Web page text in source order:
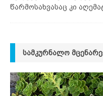
წარმოსახვასაც კი
ᲡᲐᲛᲙᲣᲠᲜᲐᲚᲝ